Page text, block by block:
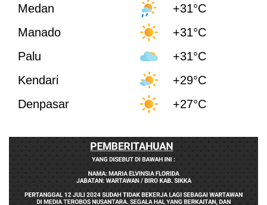
Medan
+31°C
Manado
+31°C
Palu
+31°C
Kendari
+29°C
Denpasar
+27°C